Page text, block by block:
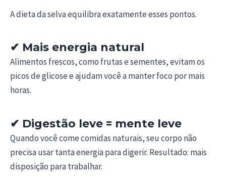
A dieta da selva equilibra exatamente esses pontos.
✔ Mais energia natural
Alimentos frescos, como frutas e sementes, evitam os
picos de glicose e ajudam você a manter foco por mais
horas.
✔ Digestão leve = mente leve
Quando você come comidas naturais, seu corpo não
precisa usar tanta energia para digerir. Resultado: mais
disposição para trabalhar.